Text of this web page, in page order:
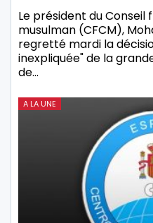
Le président du Conseil
musulman (CFCM),
regretté mardi la
inexpliquée" de la
de…
A LA UNE